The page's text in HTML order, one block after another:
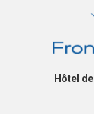
Hôtel